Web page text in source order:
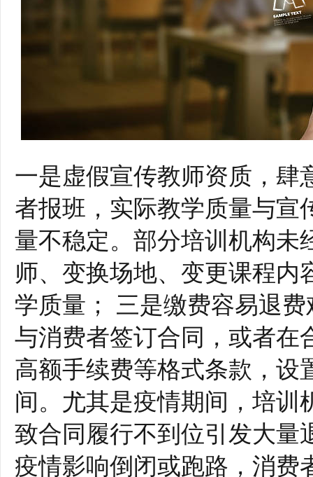
一是虚假宣传教师资质，肆
者报班，实际教学质量与宣
量不稳定。部分培训机构未
师、变换场地、变更课程内
学质量； 三是缴费容易退
与消费者签订合同，或者在
高额手续费等格式条款，设
间。尤其是疫情期间，培训
致合同履行不到位引发大量
疫情影响倒闭或跑路，消费